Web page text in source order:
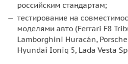
российским стандартам;
тестирование на
моделями авто (Ferrari F8
Lamborghini Huracán,
Hyundai Ioniq 5, Lada Vesta